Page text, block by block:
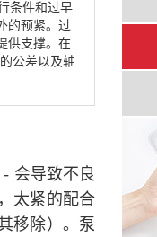
条件和过早
的预紧。过
供支撑。在
公差以及轴
会导致不良
太紧的配合
移除）。泵